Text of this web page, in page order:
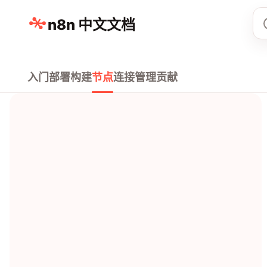
n8n 中文文档
入门部署构建节点连接管理贡献